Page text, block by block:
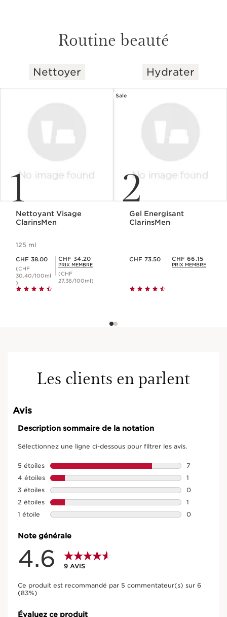
Routine beauté
ALLER AU CONTENU
Nettoyer
1
Nettoyant Visage
ClarinsMen
125 ml
CHF 38.00
(CHF
30.40/100ml
)
Prix Sérénité CHF 34.20
CHF 34.20
PRIX MEMBRE
(CHF
27.36/100ml)
Hydrater
2
Sale
Gel Energisant
ClarinsMen
CHF 73.50 Prix Sérénité CHF 66.15
CHF 66.15
PRIX MEMBRE
Les clients en parlent